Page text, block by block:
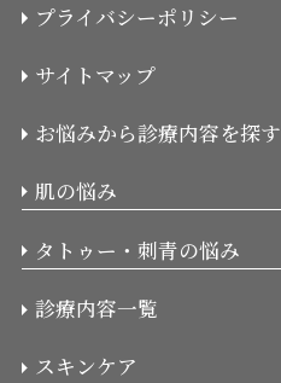
プライバシーポリシー
サイトマップ
お悩みから診療内容を探す
肌の悩み
タトゥー・刺青の悩み
診療内容一覧
スキンケア